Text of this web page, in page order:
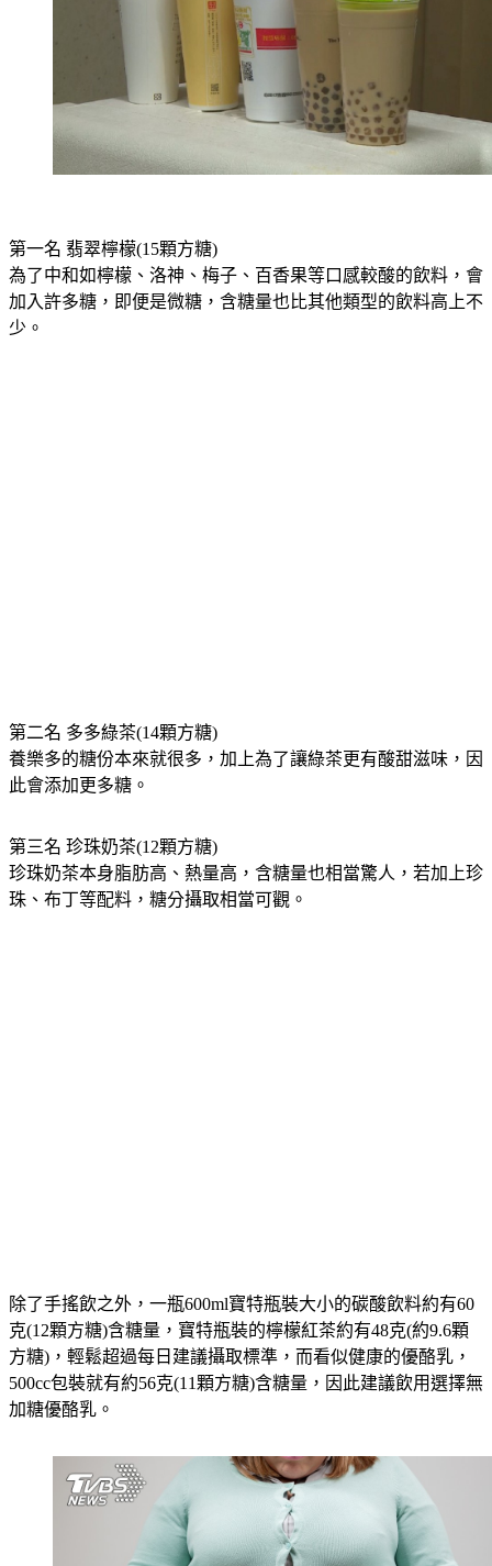
第一名 翡翠檸檬(15顆方糖)
為了中和如檸檬、洛神、梅子、百香果等口感較酸的飲料，會
加入許多糖，即便是微糖，含糖量也比其他類型的飲料高上不
少。
第二名 多多綠茶(14顆方糖)
養樂多的糖份本來就很多，加上為了讓綠茶更有酸甜滋味，因
此會添加更多糖。
第三名 珍珠奶茶(12顆方糖)
珍珠奶茶本身脂肪高、熱量高，含糖量也相當驚人，若加上珍
珠、布丁等配料，糖分攝取相當可觀。
除了手搖飲之外，一瓶600ml寶特瓶裝大小的碳酸飲料約有60
克(12顆方糖)含糖量，寶特瓶裝的檸檬紅茶約有48克(約9.6顆
方糖)，輕鬆超過每日建議攝取標準，而看似健康的優酪乳，
500cc包裝就有約56克(11顆方糖)含糖量，因此建議飲用選擇無
加糖優酪乳。